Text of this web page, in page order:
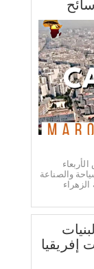
والصناعة
إفريقيا